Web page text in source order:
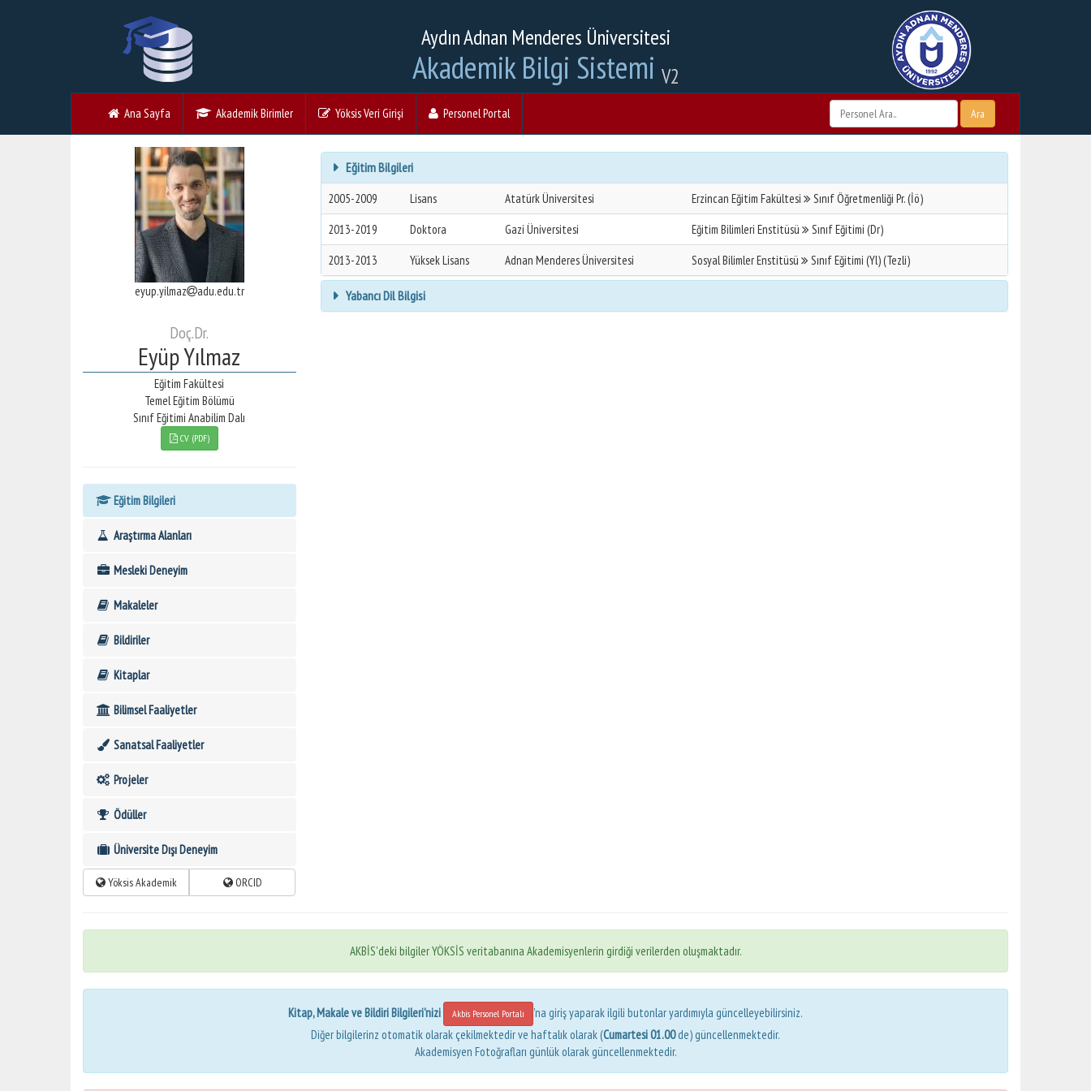
Aydın Adnan Menderes Üniversitesi
Akademik Bilgi Sistemi V2
Ana Sayfa Akademik Birimler Yöksis Veri Girişi Personel Portal Ara
eyup.yilmaz adu.edu.tr
Doç.Dr.
Eyüp Yılmaz
Eğitim Fakültesi
Temel Eğitim Bölümü
Sınıf Eğitimi Anabilim Dalı
CV (PDF)
Eğitim Bilgileri
Araştırma Alanları
Mesleki Deneyim
Makaleler
Bildiriler
Kitaplar
Bilimsel Faaliyetler
Sanatsal Faaliyetler
Projeler
Ödüller
Üniversite Dışı Deneyim
Yöksis Akademik ORCID
Eğitim Bilgileri
2005-2009 Lisans Atatürk Üniversitesi Erzincan Eğitim Fakültesi
Sınıf Öğretmenliği Pr. (İö)
2013-2019
Doktora Gazi Üniversitesi Eğitim Bilimleri Enstitüsü
Sınıf Eğitimi (Dr)
2013-2013
Yüksek Lisans Adnan Menderes Üniversitesi Sosyal Bilimler Enstitüsü Sınıf Eğitimi (Yl) (Tezli)
Yabancı Dil Bilgisi
AKBİS'deki bilgiler YÖKSİS veritabanına Akademisyenlerin girdiği verilerden oluşmaktadır.
Kitap, Makale ve Bildiri Bilgileri'nizi Akbis Personel Portalı
'na giriş yaparak ilgili butonlar yardımıyla güncelleyebilirsiniz.
Diğer bilgilerinz otomatik olarak çekilmektedir ve haftalık olarak (Cumartesi 01.00de) güncellenmektedir.
Akademisyen Fotoğrafları günlük olarak güncellenmektedir.